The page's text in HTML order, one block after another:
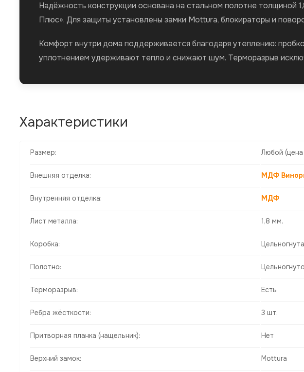
Надёжность конструкции основана на стальном полотне толщиной
Плюс». Для защиты установлены замки Mottura, блокираторы и
Комфорт внутри дома поддерживается благодаря утеплению:
уплотнением удерживают тепло и снижают шум. Терморазрыв
Характеристики
Размер: Любой
Внешняя отделка: МДФ
Внутренняя отделка: МДФ
Лист металла: 1,8 мм.
Коробка:
Полотно:
Терморазрыв: Есть
Ребра жёсткости: 3 шт.
Притворная планка (нащельник): Нет
Верхний замок: Mottura